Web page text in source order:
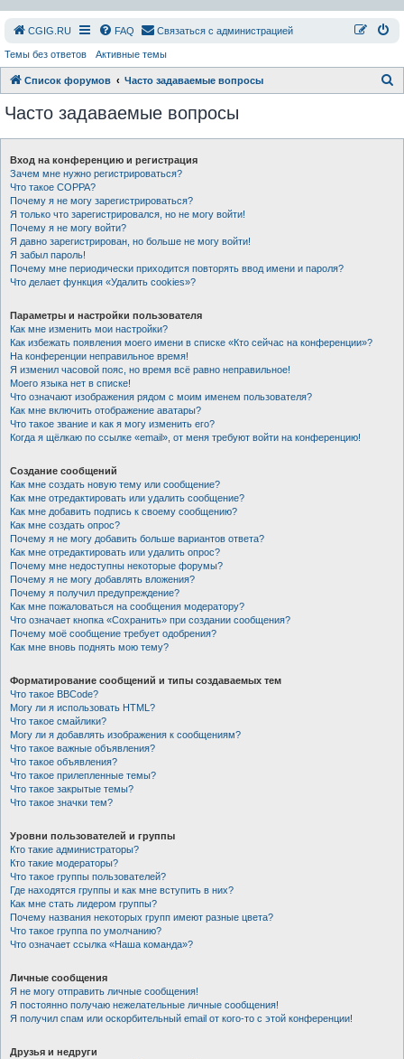
СGIG.RU FAQ Связаться с администрацией
Темы без ответов Активные темы
Список форумов Часто задаваемые вопросы
Часто задаваемые вопросы
Вход на конференцию и регистрация
Зачем мне нужно регистрироваться?
Что такое COPPA?
Почему я не могу зарегистрироваться?
Я только что зарегистрировался, но не могу войти!
Почему я не могу войти?
Я давно зарегистрирован, но больше не могу войти!
Я забыл пароль!
Почему мне периодически приходится повторять ввод имени и пароля?
Что делает функция «Удалить cookies»?
Параметры и настройки пользователя
Как мне изменить мои настройки?
Как избежать появления моего имени в списке «Кто сейчас на конференции»?
На конференции неправильное время!
Я изменил часовой пояс, но время всё равно неправильное!
Моего языка нет в списке!
Что означают изображения рядом с моим именем пользователя?
Как мне включить отображение аватары?
Что такое звание и как я могу изменить его?
Когда я щёлкаю по ссылке «email», от меня требуют войти на конференцию!
Создание сообщений
Как мне создать новую тему или сообщение?
Как мне отредактировать или удалить сообщение?
Как мне добавить подпись к своему сообщению?
Как мне создать опрос?
Почему я не могу добавить больше вариантов ответа?
Как мне отредактировать или удалить опрос?
Почему мне недоступны некоторые форумы?
Почему я не могу добавлять вложения?
Почему я получил предупреждение?
Как мне пожаловаться на сообщения модератору?
Что означает кнопка «Сохранить» при создании сообщения?
Почему моё сообщение требует одобрения?
Как мне вновь поднять мою тему?
Форматирование сообщений и типы создаваемых тем
Что такое BBCode?
Могу ли я использовать HTML?
Что такое смайлики?
Могу ли я добавлять изображения к сообщениям?
Что такое важные объявления?
Что такое объявления?
Что такое прилепленные темы?
Что такое закрытые темы?
Что такое значки тем?
Уровни пользователей и группы
Кто такие администраторы?
Кто такие модераторы?
Что такое группы пользователей?
Где находятся группы и как мне вступить в них?
Как мне стать лидером группы?
Почему названия некоторых групп имеют разные цвета?
Что такое группа по умолчанию?
Что означает ссылка «Наша команда»?
Личные сообщения
Я не могу отправить личные сообщения!
Я постоянно получаю нежелательные личные сообщения!
Я получил спам или оскорбительный email от кого-то с этой конференции!
Друзья и недруги